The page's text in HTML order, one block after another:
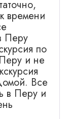
времени
Перу
по
и не
Все
в Перу и